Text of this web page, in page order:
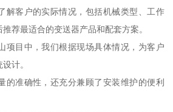
解客户的实际情况，包括机械类型、工作
荐最适合的变送器产品和配套方案。
项目中，我们根据现场具体情况，为客户
计。
的准确性，还充分兼顾了安装维护的便利